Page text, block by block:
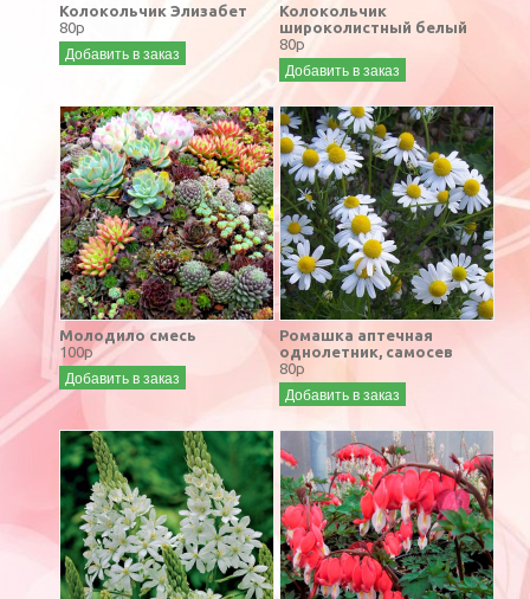
Колокольчик Элизабет
80р
Добавить в заказ
Колокольчик
широколистный белый
80р
Добавить в заказ
Молодило смесь
100р
Добавить в заказ
Ромашка аптечная
однолетник, самосев
80р
Добавить в заказ